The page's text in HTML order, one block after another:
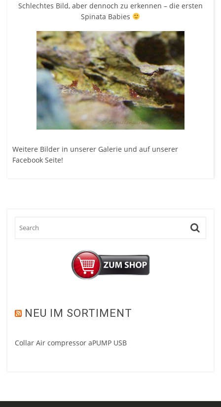
Schlechtes Bild, aber dennoch zu erkennen – die ersten
Spinata Babies
Weitere Bilder in unserer Galerie und auf unserer
Facebook Seite!
NEU IM SORTIMENT
Collar Air compressor aPUMP USB